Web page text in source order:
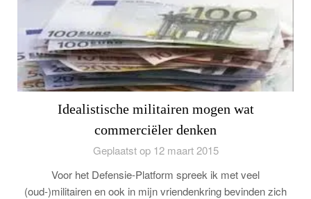
Idealistische militairen mogen wat
commerciëler denken
Geplaatst op 12 maart 2015
Voor het Defensie-Platform spreek ik met veel
(oud-)militairen en ook in mijn vriendenkring bevinden zich